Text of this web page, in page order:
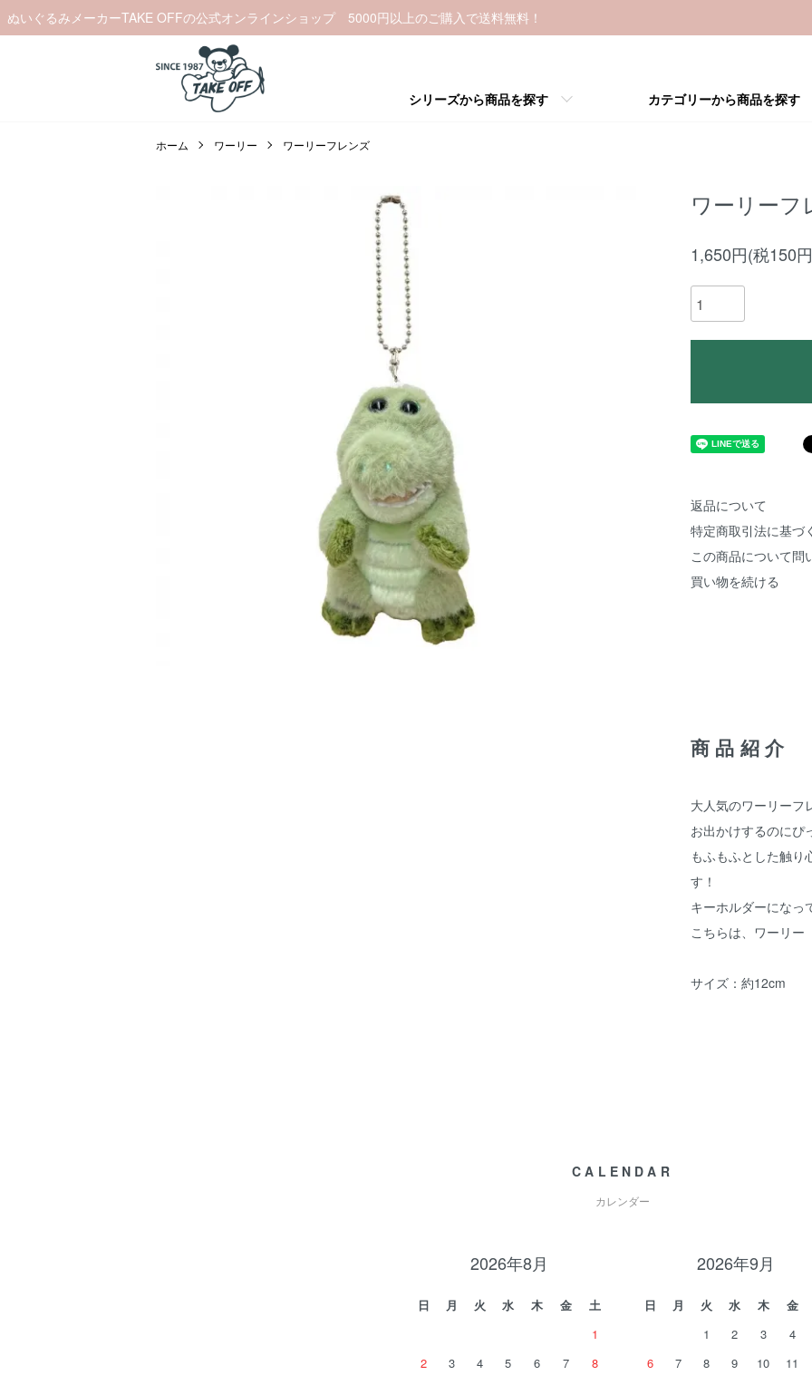
ぬいぐるみメーカーTAKE OFFの公式オンラインショップ 5000円以上のご購入で送料無料！
シリーズから商品を探す カテゴリーから商品を探す
ホーム ワーリー ワーリーフレンズ
ワーリー
1,650円(税150
返品について
特定商取引法に基づ
この商品について問
買い物を続ける
商品紹介
大人気のワーリーフ
お出かけするのにぴ
もふもふとした触り
す！
キーホルダーになっ
こちらは、ワーリー
サイズ：約12cm
CALENDAR
カレンダー
2026年8月
日 月 火 水 木 金
土
1
2
3 4 5 6 7
8
2026年9月
日 月 火 水 木 金
1
2 3 4
6
7 8 9 10 11